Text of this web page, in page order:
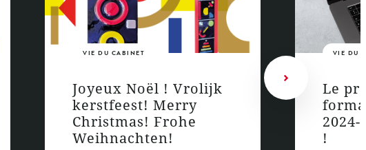
Joyeux Noël ! Vrolijk
kerstfeest! Merry
Christmas! Frohe
Weihnachten!
VIE DU CABINET
Le
!
VIE DU